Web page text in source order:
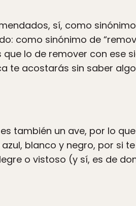
sí, como
como sinónimo de
que lo de remover con
te acostarás sin saber
también un ave, por lo
blanco y negro, por si
o vistoso (y sí, es de